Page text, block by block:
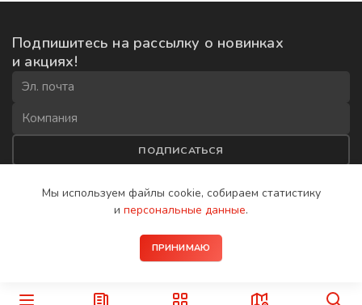
Подпишитесь на рассылку о новинках
и акциях!
ПОДПИСАТЬСЯ
рассылки
2008−2026 © IP-домофоны BAS-IP
Политика конфиденциальности
Мы используем файлы cookie, собираем статистику
и персональные данные.
ПРИНИМАЮ